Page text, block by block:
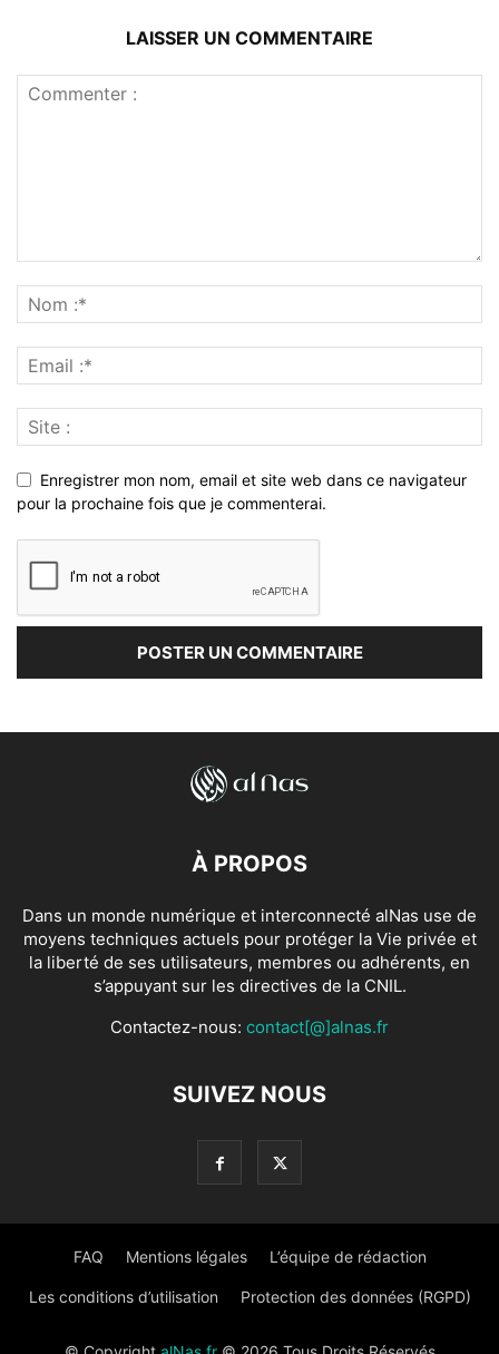
LAISSER UN COMMENTAIRE
Enregistrer mon nom, email et site web dans ce navigateur
pour la prochaine fois que je commenterai.
À PROPOS
Dans un monde numérique et interconnecté alNas use de
moyens techniques actuels pour protéger la Vie privée et
la liberté de ses utilisateurs, membres ou adhérents, en
s’appuyant sur les directives de la CNIL.
Contactez-nous: contact[@]alnas.fr
SUIVEZ NOUS
FAQ Mentions légales L’équipe de rédaction
Les conditions d’utilisation Protection des données (RGPD)